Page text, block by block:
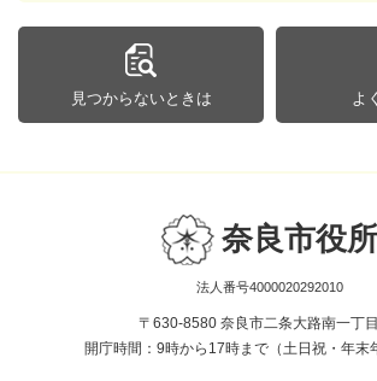
見つからないときは よ
奈良市役所
法人番号4000020292010
〒630-8580 奈良市二条大路南一丁
開庁時間：9時から17時まで（土日祝・年末